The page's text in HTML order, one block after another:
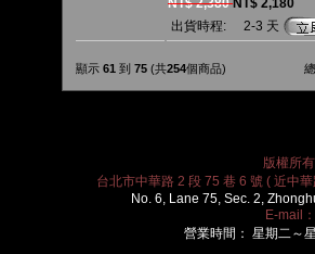
NT$ 2,380NT$ 2,180
出貨時程:
2-3 天
顯示 61 到 75 (共254個商品)
版權所
台北市中華路 2 段 75 巷 6 號 ( 近中
No. 6, Lane 75, Sec. 2,
E-mail：
營業時間： 星期二～